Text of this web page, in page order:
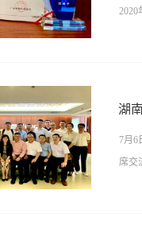
圆满
2020
专利
冯
的高
再度
位
于
域
湖
7月6
席交
观